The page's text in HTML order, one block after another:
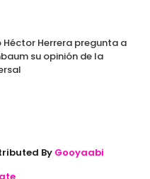
Herrera pregunta a
su opinión de la
By Gooyaabi